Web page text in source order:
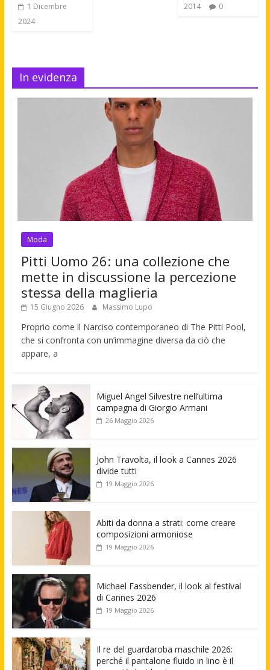
1 Dicembre
2024
2014
0
In evidenza
Moda
Pitti Uomo 26: una collezione che
mette in discussione la percezione
stessa della maglieria
15 Giugno 2026 Massimo Lupo
Proprio come il Narciso contemporaneo di The Pitti Pool,
che si confronta con un’immagine diversa da ciò che
appare, a
Miguel Angel Silvestre nell’ultima
campagna di Giorgio Armani
26 Maggio 2026
John Travolta, il look a Cannes 2026
divide tutti
19 Maggio 2026
Abiti da donna a strati: come creare
composizioni armoniose
19 Maggio 2026
Michael Fassbender, il look al festival
di Cannes 2026
19 Maggio 2026
Il re del guardaroba maschile 2026:
perché il pantalone fluido in lino è il